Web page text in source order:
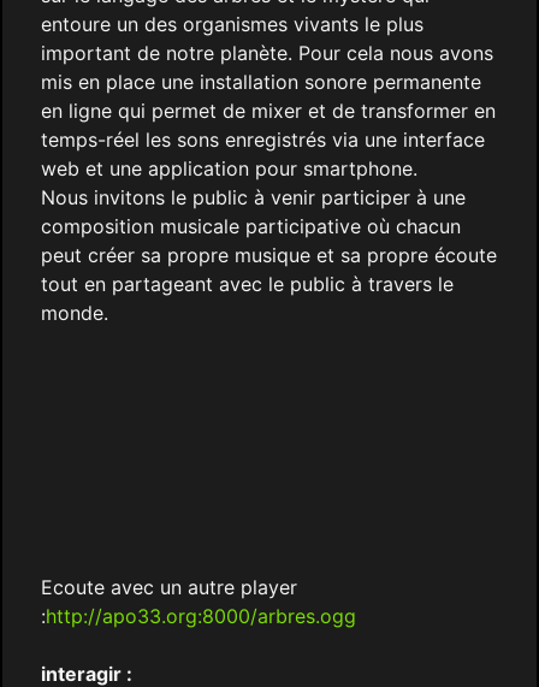
entoure un des organismes vivants le plus
important de notre planète. Pour cela nous avons
mis en place une installation sonore permanente
en ligne qui permet de mixer et de transformer en
temps-réel les sons enregistrés via une interface
web et une application pour smartphone.
Nous invitons le public à venir participer à une
composition musicale participative où chacun
peut créer sa propre musique et sa propre écoute
tout en partageant avec le public à travers le
monde.
Ecoute avec un autre player
:http://apo33.org:8000/arbres.ogg
interagir :